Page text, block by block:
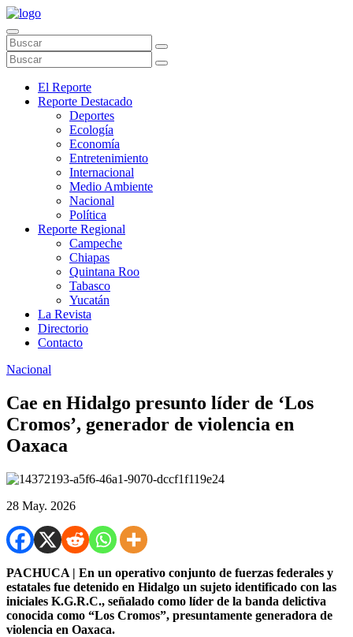
El Reporte
Reporte Destacado
Deportes
Ecología
Economía
Entretenimiento
Internacional
Medio Ambiente
Nacional
Política
Reporte Regional
Campeche
Chiapas
Quintana Roo
Tabasco
Yucatán
La Revista
Directorio
Contacto
Nacional
Cae en Hidalgo presunto líder de ‘Los
Cromos’, generador de violencia en
Oaxaca
28 May. 2026
PACHUCA | En un operativo conjunto de fuerzas federales y
estatales fue detenido en Hidalgo un sujeto identificado con las
iniciales K.G.R.C., señalado como líder de la banda delictiva
conocida como “Los Cromos”, presuntamente generadora de
violencia en Oaxaca.